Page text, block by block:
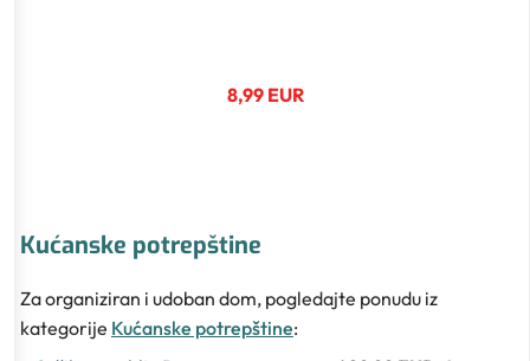
8,99 EUR
Kućanske potrepštine
Za organiziran i udoban dom, pogledajte ponudu iz
kategorije Kućanske potrepštine: